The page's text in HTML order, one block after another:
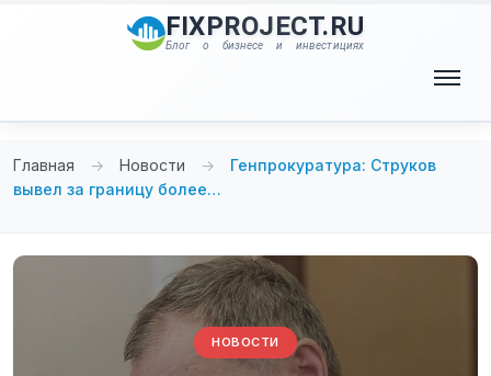
FIXPROJECT.RU
Блог о бизнесе и инвестициях
Главная → Новости →
Генпрокуратура: Струков
вывел за границу более…
НОВОСТИ